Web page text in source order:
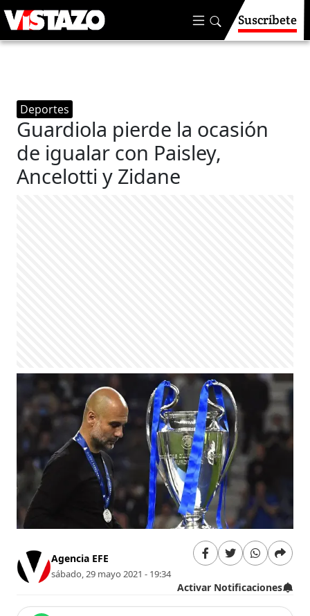
Suscríbete
Deportes
Guardiola pierde la ocasión
de igualar con Paisley,
Ancelotti y Zidane
Agencia EFE
sábado, 29 mayo 2021 - 19:34
Activar Notificaciones